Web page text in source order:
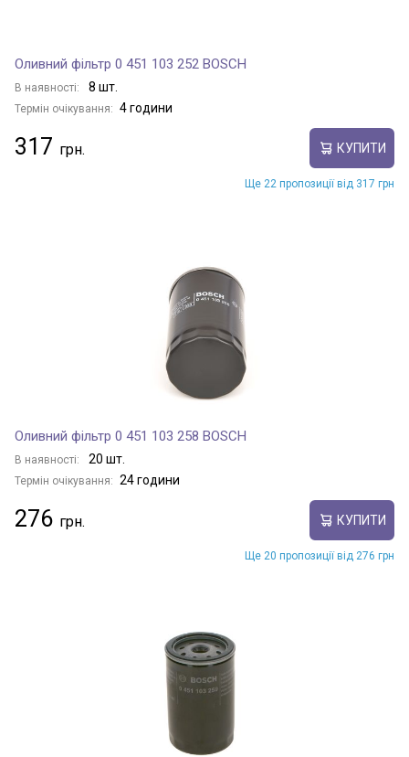
Оливний фільтр 0 451 103 252 BOSCH
В наявності: 8 шт.
Термін очікування: 4 години
317 КУПИТИ
Ще 22 пропозиції від 317 грн
Оливний фільтр 0 451 103 258 BOSCH
В наявності: 20 шт.
Термін очікування: 24 години
276 КУПИТИ
Ще 20 пропозиції від 276 грн